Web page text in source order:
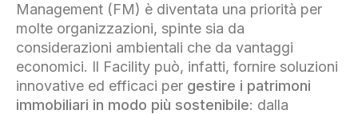
Management (FM) è diventata una priorità per
molte organizzazioni, spinte sia da
considerazioni ambientali che da vantaggi
economici. Il Facility può, infatti, fornire soluzioni
innovative ed efficaci per gestire i patrimoni
immobiliari in modo più sostenibile: dalla